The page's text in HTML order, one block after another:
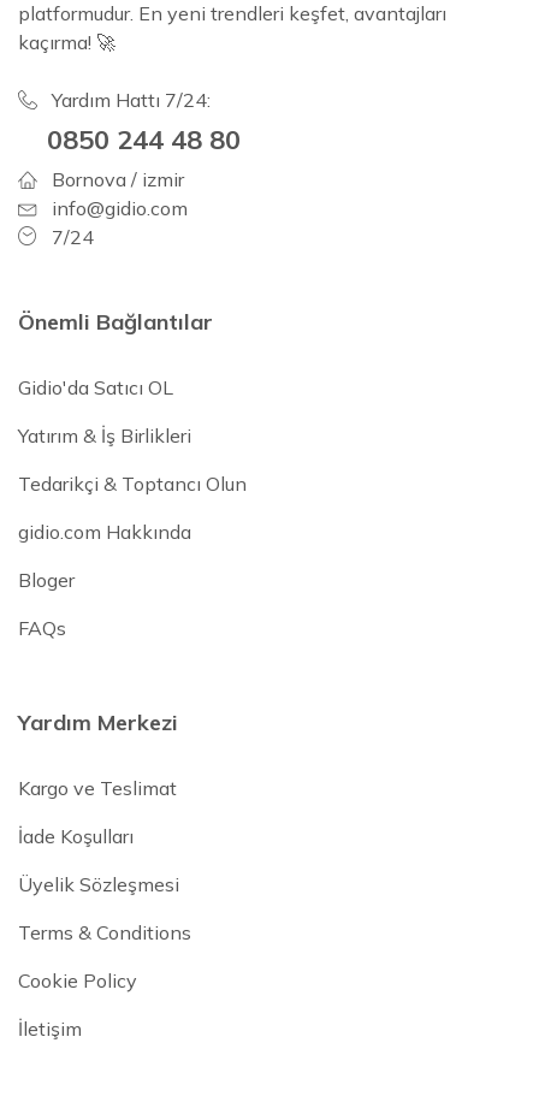
platformudur. En yeni trendleri keşfet, avantajları
kaçırma! 🚀
Yardım Hattı 7/24:
0850 244 48 80
Bornova / izmir
info@gidio.com
7/24
Önemli Bağlantılar
Gidio'da Satıcı OL
Yatırım & İş Birlikleri
Tedarikçi & Toptancı Olun
gidio.com Hakkında
Bloger
FAQs
Yardım Merkezi
Kargo ve Teslimat
İade Koşulları
Üyelik Sözleşmesi
Terms & Conditions
Cookie Policy
İletişim